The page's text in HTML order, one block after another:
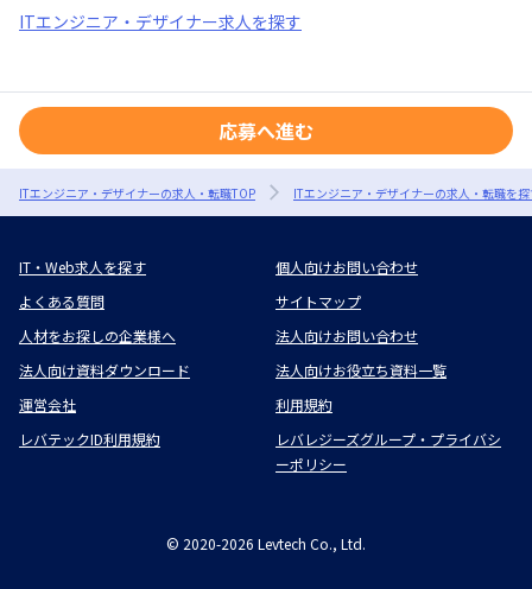
ITエンジニア・デザイナー求人を探す
応募へ進む
ITエンジニア・デザイナーの求人・転職TOP ITエンジニア・デザイナーの求人・転職を
IT・Web求人を探す
個人向けお問い合わせ
よくある質問
サイトマップ
人材をお探しの企業様へ
法人向けお問い合わせ
法人向け資料ダウンロード
法人向けお役立ち資料一覧
運営会社
利用規約
レバテックID利用規約
レバレジーズグループ・プライバシ
ーポリシー
© 2020-2026 Levtech Co., Ltd.